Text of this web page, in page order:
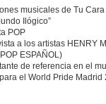
musicales de Tu
Ilógico”
POP
a los artistas HENRY
ESPAÑOL)
de referencia en el
el World Pride